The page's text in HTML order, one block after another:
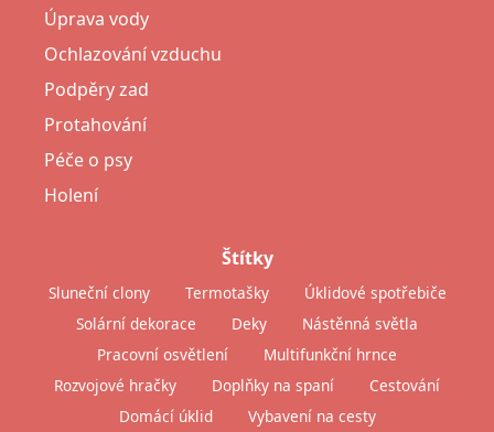
Úprava vody
Ochlazování vzduchu
Podpěry zad
Protahování
Péče o psy
Holení
Štítky
Sluneční clony Termotašky
Úklidové spotřebiče
Solární dekorace
Deky
Nástěnná světla
Pracovní osvětlení
Multifunkční hrnce
Rozvojové hračky
Doplňky na spaní
Cestování
Domácí úklid
Vybavení na cesty